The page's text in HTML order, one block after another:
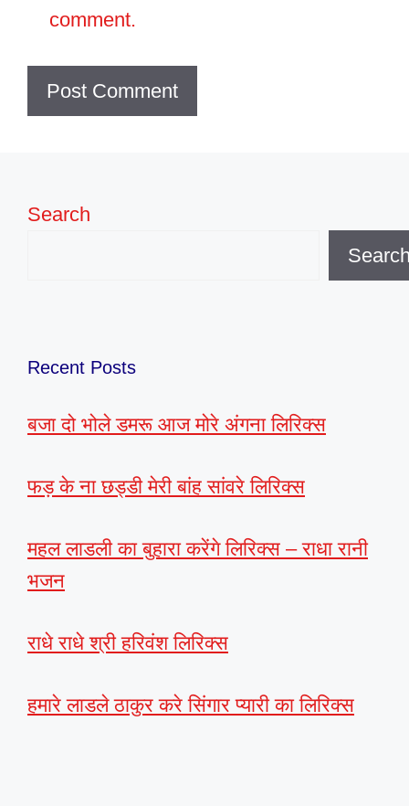
comment.
Search
Recent Posts
बजा दो भोले डमरू आज मोरे अंगना लिरिक्स
फड़ के ना छड्डी मेरी बांह सांवरे लिरिक्स
महल लाडली का बुहारा करेंगे लिरिक्स – राधा रानी
भजन
राधे राधे श्री हरिवंश लिरिक्स
हमारे लाडले ठाकुर करे सिंगार प्यारी का लिरिक्स